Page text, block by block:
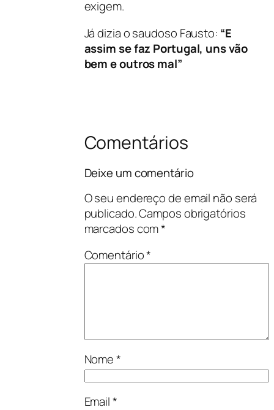
exigem.
Já dizia o saudoso Fausto: “E
assim se faz Portugal, uns vão
bem e outros mal”
Comentários
Deixe um comentário
O seu endereço de email não será
publicado.Campos obrigatórios
marcados com*
Comentário*
Nome*
Email*